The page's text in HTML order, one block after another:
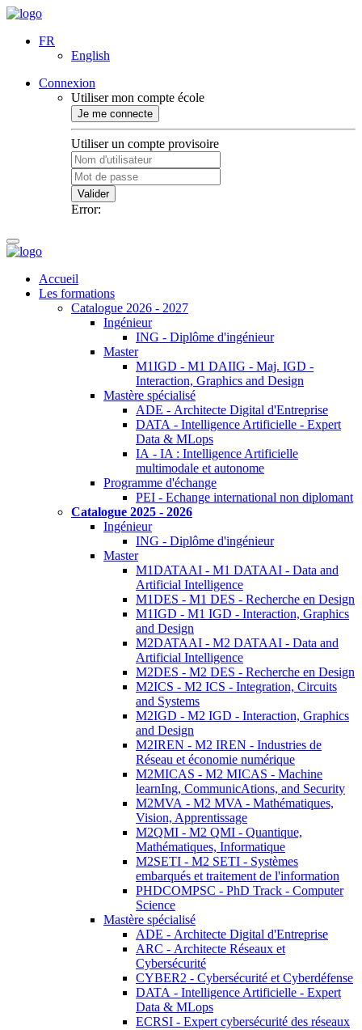
FR
English
Connexion
Utiliser mon compte école
Je me connecte
Utiliser un compte provisoire
Valider
Error:
Accueil
Les formations
Catalogue 2026 - 2027
Ingénieur
ING - Diplôme d'ingénieur
Master
M1IGD - M1 DAIIG - Maj. IGD -
Interaction, Graphics and Design
Mastère spécialisé
ADE - Architecte Digital d'Entreprise
DATA - Intelligence Artificielle - Expert
Data & MLops
IA - IA : Intelligence Artificielle
multimodale et autonome
Programme d'échange
PEI - Echange international non diplomant
Catalogue 2025 - 2026
Ingénieur
ING - Diplôme d'ingénieur
Master
M1DATAAI - M1 DATAAI - Data and
Artificial Intelligence
M1DES - M1 DES - Recherche en Design
M1IGD - M1 IGD - Interaction, Graphics
and Design
M2DATAAI - M2 DATAAI - Data and
Artificial Intelligence
M2DES - M2 DES - Recherche en Design
M2ICS - M2 ICS - Integration, Circuits
and Systems
M2IGD - M2 IGD - Interaction, Graphics
and Design
M2IREN - M2 IREN - Industries de
Réseau et économie numérique
M2MICAS - M2 MICAS - Machine
learnIng, CommunicAtions, and Security
M2MVA - M2 MVA - Mathématiques,
Vision, Apprentissage
M2QMI - M2 QMI - Quantique,
Mathématiques, Informatique
M2SETI - M2 SETI - Systèmes
embarqués et traitement de l'information
PHDCOMPSC - PhD Track - Computer
Science
Mastère spécialisé
ADE - Architecte Digital d'Entreprise
ARC - Architecte Réseaux et
Cybersécurité
CYBER2 - Cybersécurité et Cyberdéfense
DATA - Intelligence Artificielle - Expert
Data & MLops
ECRSI - Expert cybersécurité des réseaux